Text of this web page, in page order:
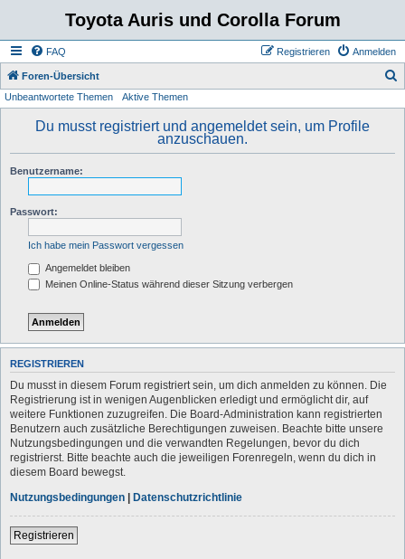
Toyota Auris und Corolla Forum
FAQ Anmelden
Registrieren
Foren-Übersicht
Unbeantwortete Themen Aktive Themen
Du musst registriert und angemeldet sein, um Profile
anzuschauen.
Benutzername:
Passwort:
Ich habe mein Passwort vergessen
Angemeldet bleiben
Meinen Online-Status während dieser Sitzung verbergen
REGISTRIEREN
Du musst in diesem Forum registriert sein, um dich anmelden zu können. Die
Registrierung ist in wenigen Augenblicken erledigt und ermöglicht dir, auf
weitere Funktionen zuzugreifen. Die Board-Administration kann registrierten
Benutzern auch zusätzliche Berechtigungen zuweisen. Beachte bitte unsere
Nutzungsbedingungen und die verwandten Regelungen, bevor du dich
registrierst. Bitte beachte auch die jeweiligen Forenregeln, wenn du dich in
diesem Board bewegst.
Nutzungsbedingungen | Datenschutzrichtlinie
Registrieren